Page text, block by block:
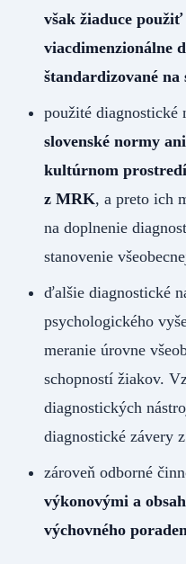
však žiaduce
viacdimenzionálne
štandardizované
použité diagnostické
slovenské normy
kultúrnom
z MRK, a preto ich
na doplnenie
stanovenie
ďalšie diagnostické
psychologického
meranie úrovne
schopností žiakov.
diagnostických
diagnostické závery
zároveň odborné
výkonovými a
výchovného